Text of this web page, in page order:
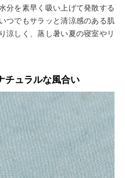
分を素早く吸い上げて発散する
つでもサラッと清涼感のある肌
涼しく、蒸し暑い夏の寝室やリ
チュラルな風合い